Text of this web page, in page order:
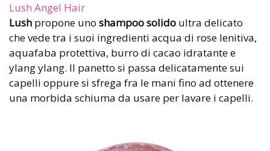
Lush Angel Hair
Lush propone uno shampoo solido ultra delicato
che vede tra i suoi ingredienti acqua di rose lenitiva,
aquafaba protettiva, burro di cacao idratante e
ylang ylang. Il panetto si passa delicatamente sui
capelli oppure si sfrega fra le mani fino ad ottenere
una morbida schiuma da usare per lavare i capelli.